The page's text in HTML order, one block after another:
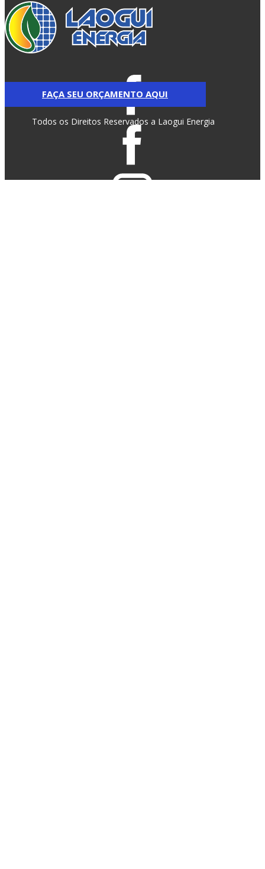
FAÇA SEU ORÇAMENTO AQUI
Todos os Direitos Reservados a Laogui Energia